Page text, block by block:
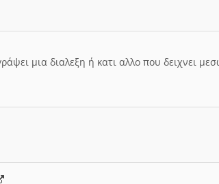
μια διαλεξη ή κατι αλλο που δειχνει